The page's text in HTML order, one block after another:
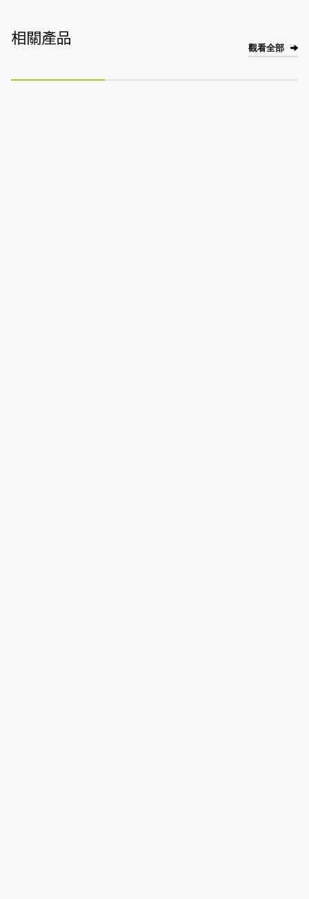
相關產品 觀看全部